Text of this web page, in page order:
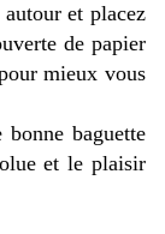
et placez
de papier
mieux vous
baguette
et le plaisir